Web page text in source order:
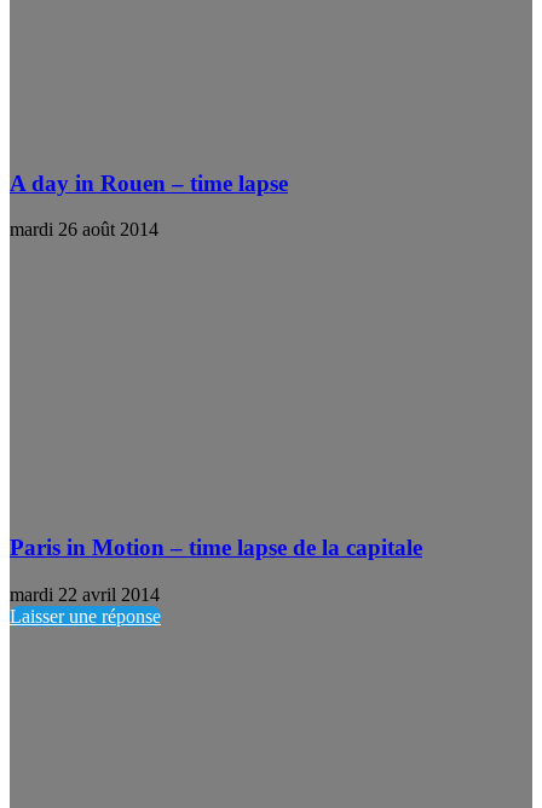
A day in Rouen – time lapse
mardi 26 août 2014
Paris in Motion – time lapse de la capitale
mardi 22 avril 2014
Laisser une réponse